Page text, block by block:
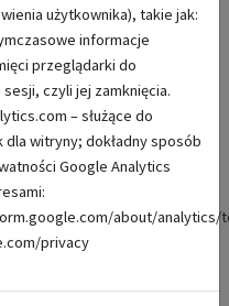
gwintem
ulubionych sztucerów, jakim
kalibrze 7,62x54R.
„do lasu”, skuteczny, robi
Sprzedaje w komplecie z
tłumik ;-) P...
Cena: 1500 zł
użytkownika), takie jak:
informacje
przeglądarki do
czyli jej zamknięcia.
– służące do
witryny; dokładny sposób
Google Analytics
about/analytics/
privacy